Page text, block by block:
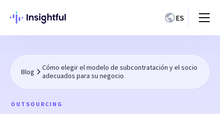
ES
Blog
Cómo elegir el modelo de subcontratación y el socio
adecuados para su negocio
OUTSOURCING